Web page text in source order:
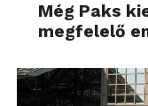
Még Paks
megfelelő